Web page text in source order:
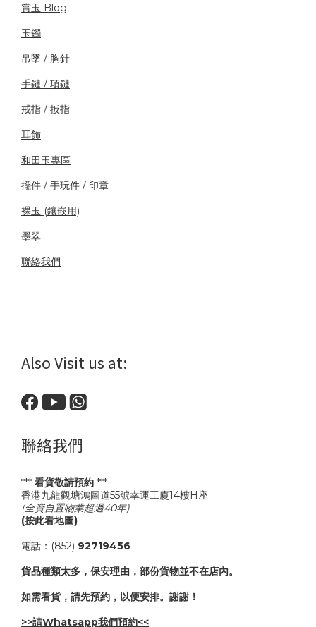
賞玉 Blog
玉鐲
吊墜 / 胸針
手鏈 / 項鏈
戒指 / 扳指
耳飾
和田玉專區
擺件 / 手玩件 / 印章
裸玉 (鑲嵌用)
墨翠
聯絡我們
Also Visit us at:
聯絡我們
*** 看貨敬請預約 ***
香港九龍觀塘鴻圖道55號幸運工廈14樓H座
(全資自置物業超過40年)
(按此看地圖)
電話：(852) 92719456
貨品種類太多，保安理由，部份貨物並不在店內。
如需看貨，請先預約，以便安排。謝謝！
>>請Whatsapp我們預約<<